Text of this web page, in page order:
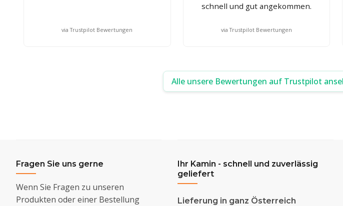
via Trustpilot Bewertungen
schnell und gut angekommen.
via Trustpilot Bewertungen
Alle unsere Bewertungen auf Trustpilot
Fragen Sie uns gerne
Wenn Sie Fragen zu unseren
Produkten oder einer Bestellung
Ihr Kamin - schnell und zuverlässig
geliefert
Lieferung in ganz Österreich